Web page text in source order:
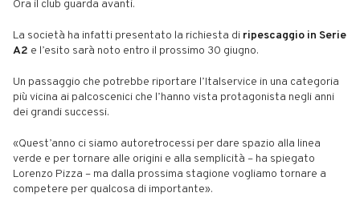
Ora il club guarda avanti.
La società ha infatti presentato la richiesta di ripescaggio in Serie
A2 e l’esito sarà noto entro il prossimo 30 giugno.
Un passaggio che potrebbe riportare l’Italservice in una categoria
più vicina ai palcoscenici che l’hanno vista protagonista negli anni
dei grandi successi.
«Quest’anno ci siamo autoretrocessi per dare spazio alla linea
verde e per tornare alle origini e alla semplicità – ha spiegato
Lorenzo Pizza – ma dalla prossima stagione vogliamo tornare a
competere per qualcosa di importante».